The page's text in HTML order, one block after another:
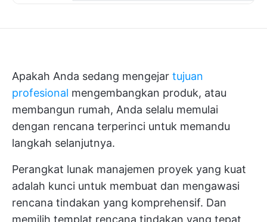
Apakah Anda sedang mengejar tujuan
profesional mengembangkan produk, atau
membangun rumah, Anda selalu memulai
dengan rencana terperinci untuk memandu
langkah selanjutnya.
Perangkat lunak manajemen proyek yang kuat
adalah kunci untuk membuat dan mengawasi
rencana tindakan yang komprehensif. Dan
memilih templat rencana tindakan yang tepat